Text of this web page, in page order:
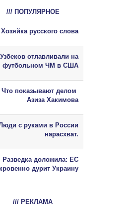
/// ПОПУЛЯРНОЕ
Хозяйка русского слова
Узбеков отлавливали на
футбольном ЧМ в США
Что показывают делом
Азиза Хакимова
с руками в России
нарасхват.
Разведка доложила: ЕС
дурит Украину
/// РЕКЛАМА